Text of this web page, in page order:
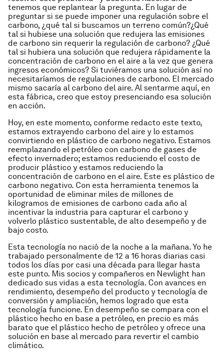
tenemos que replantear la pregunta. En lugar de
preguntar si se puede imponer una regulación sobre el
carbono, ¿qué tal si buscamos un terreno común?¿Qué
tal si hubiese una solución que redujera las emisiones
de carbono sin requerir la regulación de carbono? ¿Qué
tal si hubiera una solución que redujera rápidamente la
concentración de carbono en el aire a la vez que genera
ingresos económicos? Si tuviéramos una solución así no
necesitaríamos de regulaciones de carbono. El mercado
mismo sacaría al carbono del aire. Al sentarme aquí, en
esta fábrica, creo que estoy presenciando esa solución
en acción.
Hoy, en este momento, conforme redacto este texto,
estamos extrayendo carbono del aire y lo estamos
convirtiendo en plástico de carbono negativo. Estamos
reemplazando el petróleo con carbono de gases de
efecto invernadero; estamos reduciendo el costo de
producir plástico y estamos reduciendo la
concentración de carbono en el aire. Este es plástico de
carbono negativo. Con esta herramienta tenemos la
oportunidad de eliminar miles de millones de
kilogramos de emisiones de carbono cada año al
incentivar la industria para capturar el carbono y
volverlo plástico sustentable, de alto desempeño y de
bajo costo.
Esta tecnología no nació de la noche a la mañana. Yo he
trabajado personalmente de 12 a 16 horas diarias casi
todos los días por casi una década para llegar hasta
este punto. Mis socios y compañeros en Newlight han
dedicado sus vidas a esta tecnología. Con avances en
rendimiento, desempeño del producto y tecnología de
conversión y ampliación, hemos logrado que esta
tecnología funcione. En desempeño se compara con el
plástico hecho en base a petróleo, en precio es más
barato que el plástico hecho de petróleo y ofrece una
solución en base al mercado para revertir el cambio
climático.